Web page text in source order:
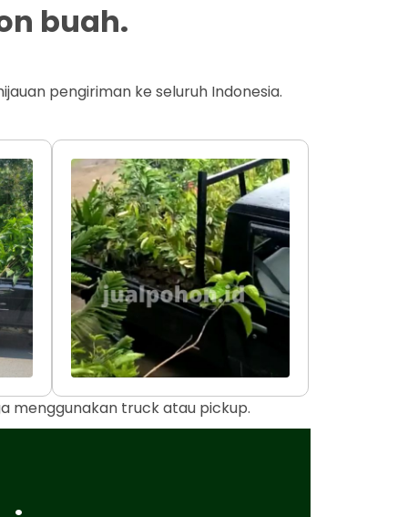
buah.
pengiriman ke seluruh Indonesia.
menggunakan truck atau pickup.